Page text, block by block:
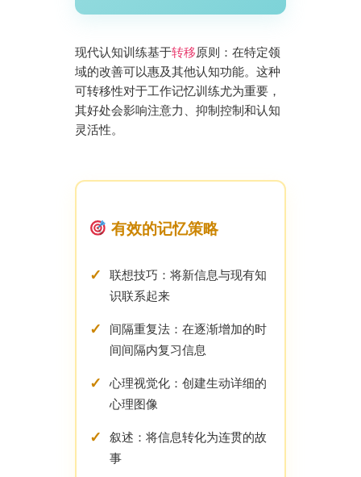
现代认知训练基于转移原则：在特定领
域的改善可以惠及其他认知功能。这种
可转移性对于工作记忆训练尤为重要，
其好处会影响注意力、抑制控制和认知
灵活性。
有效的记忆策略
联想技巧：将新信息与现有知
识联系起来
间隔重复法：在逐渐增加的时
间间隔内复习信息
心理视觉化：创建生动详细的
心理图像
叙述：将信息转化为连贯的故
事